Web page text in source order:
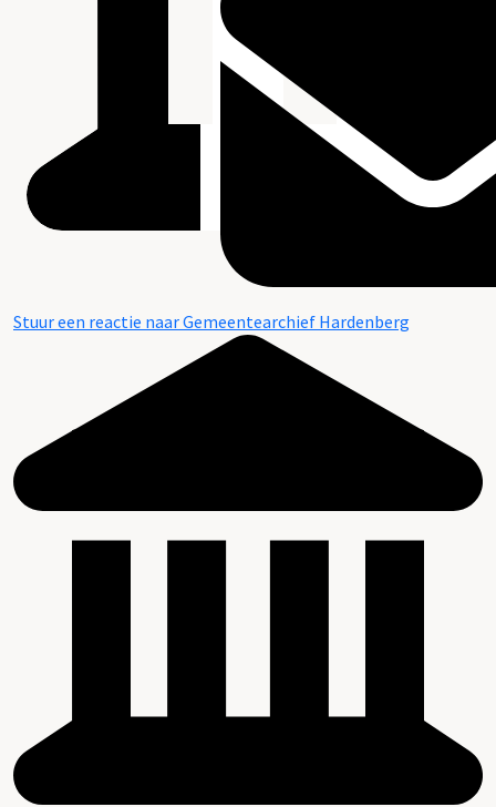
Stuur een reactie naar Gemeentearchief Hardenberg